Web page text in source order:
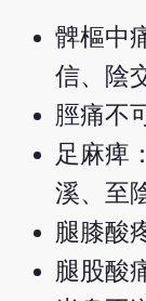
髀樞中
信、陰
脛痛不
足麻痺
溪、至
腿膝酸
腿股酸